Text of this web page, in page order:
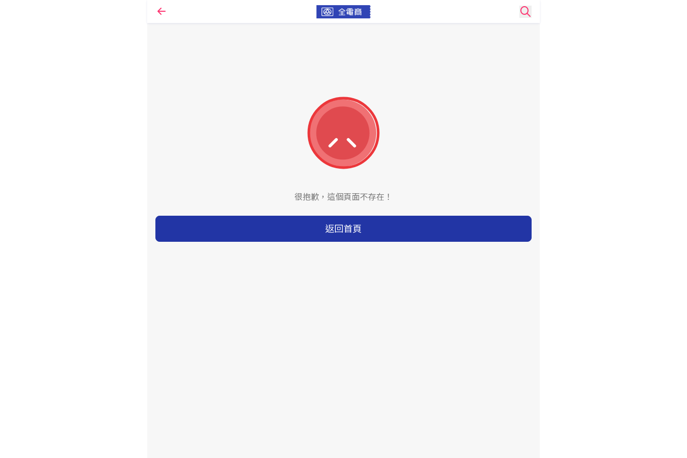
很抱歉，這個頁面不存在！
返回首頁